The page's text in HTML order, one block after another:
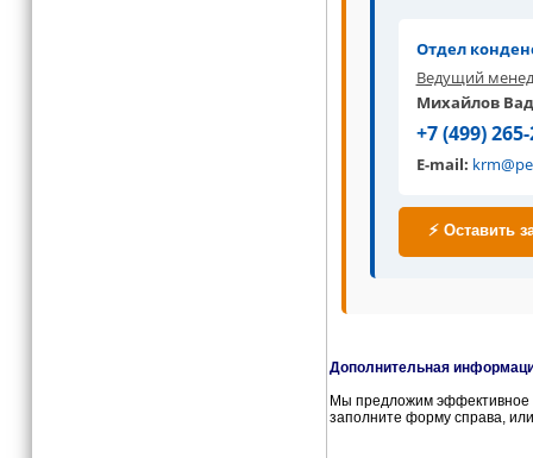
Отдел
Ведущий
Михайлов
+7 (499)
E-mail:
⚡ Оставить
Дополнительная
Мы предложим эффективное
заполните форму справа,